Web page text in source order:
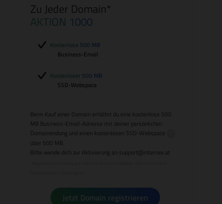
Zu Jeder Domain*
AKTION 1000
Kostenlose 500 MB
Business-Email
Kostenloser 500 MB
SSD-Webspace
Beim Kauf einer Domain erhältst du eine kostenlose 500
MB Business-Email-Adresse mit deiner persönlichen
Domainendung und einen kostenlosen SSD-Webspace
über 500 MB.
Bitte wende dich zur Aktivierung an support@internex.at
Jetzt Domain registrieren